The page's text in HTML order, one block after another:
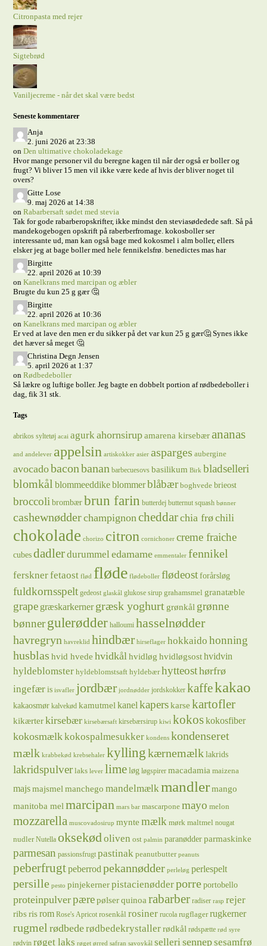
Citronpasta med rejer
Sigtebrød
Vaniljecreme - når det skal være bedst
Seneste kommentarer
Anja
2. juni 2026 at 23:38
onDen ultimative chokoladekage
Hvor mange personer vil du beregne kagen til når der også er boller og
frugt? Vi bliver 15 men vil ikke være kede af hvis der bliver noget til
overs?
Gitte Lose
9. maj 2026 at 14:38
onRabarbersaft sødet med stevia
Tak for gode rabarberopskrifter, ikke mindst den steviasødedede saft. Så på
mandekogebogen opskrift på raberberfromage. kokosboller ser
interessante ud, man kan også bage med kokosmel i alm boller, ellers
elsker jeg at bage boller med hele fennikelsfrø. benedictes mas har
Birgitte
22. april 2026 at 10:39
onKanelkrans med marcipan og æbler
Brugte du kun 25 g gær 🤔
Birgitte
22. april 2026 at 10:36
onKanelkrans med marcipan og æbler
Er ved at lave den men er du sikker på det var kun 25 g gær🤔 Synes ikke
det hæver så meget 🤔
Christina Degn Jensen
5. april 2026 at 1:37
onRødbedeboller
Så lækre og luftige boller. Jeg bagte en dobbelt portion af rødbedeboller i
dag, fik 31 stk.
Tags
abrikos syltetøj acai agurkahornsirupamarena kirsebærananas
and andelever appelsin artiskokker asier asparges aubergine
avocadobaconbanan barbecuesovs basilikum Birk bladselleri
blomkål blommeeddikeblommerblåbær boghvede brieost
broccoli brombær brun farin butterdej butternut squash bønner
cashewnødderchampignoncheddarchia frøchili
chokolade chorizo citron cornichoner creme fraiche
cubes dadlerdurummeledamame emmentaler fennikel
fersknerfetaost flød fløde flødeboller flødeost forårsløg
fuldkornsspelt gedeost glaskål glukose sirup grahamsmel granatæble
grape græskarkernergræsk yoghurt grønkål grønne
bønnergulerødder halloumi hasselnødder
havregryn havreklid hindbær hirseflager hokkaido honning
husblas hvid hvede hvidkålhvidløg hvidløgsost hvidvin
hyldeblomster hyldeblomstsaft hyldebær hytteosthørfrø
ingefær is isvafler jordbær jordnødder jordskokker kaffekakao
kakaosmør kalvekød kamutmel kanelkaperskarse kartofler
kikærterkirsebær kirsebærsaft kirsebærsirup kiwi kokoskokosfiber
kokosmælkkokospalmesukker kondens kondenseret
mælk krabbekød krebsehaler kylling kærnemælk lakrids
lakridspulver laks lever lime løg løgspirer macadamia maizena
majsmajsmel manchego mandelmælkmandler mango
manitoba mel marcipan mars bar mascarpone mayo melon
mozzarella muscovadosirup mynte mælk mørk maltmel nougat
nudler Nutella oksekødoliven ost palmin paranødder parmaskinke
parmesan passionsfrugt pastinak peanutbutter peanuts
peberfrugtpeberrodpekannødder perleløg perlespelt
persille pesto pinjekerner pistacienødderporre portobello
proteinpulverpære pølser quinoa rabarber radiser rasp rejer
ribs risrom Rose's Apricot rosenkål rosiner rucola rugflager rugkerner
rugmel rødbederødbedekrystallerrødkål rødspætte rød syre
rødvin røget laks røget ørred safran savoykål sellerisennepsesamfrø